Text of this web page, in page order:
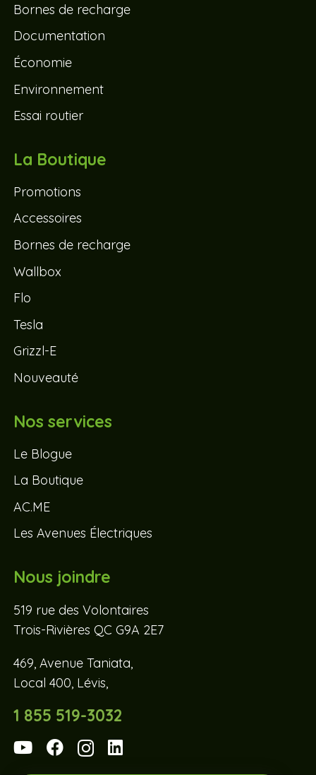
Bornes de recharge
Documentation
Économie
Environnement
Essai routier
La Boutique
Promotions
Accessoires
Bornes de recharge
Wallbox
Flo
Tesla
Grizzl-E
Nouveauté
Nos services
Le Blogue
La Boutique
AC.ME
Les Avenues Électriques
Nous joindre
519 rue des Volontaires
Trois-Rivières QC G9A 2E7
469, Avenue Taniata,
Local 400, Lévis,
1 855 519-3032